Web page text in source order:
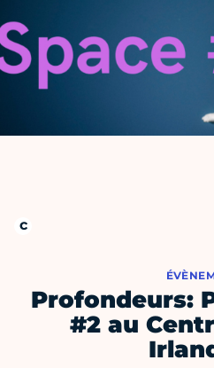
Profondeurs:
#2 au